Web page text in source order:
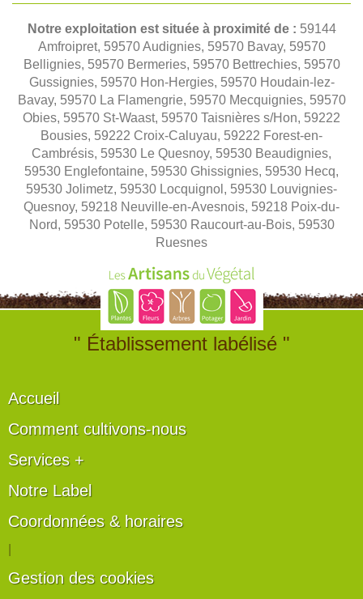
Notre exploitation est située à proximité de : 59144
Amfroipret, 59570 Audignies, 59570 Bavay, 59570
Bellignies, 59570 Bermeries, 59570 Bettrechies, 59570
Gussignies, 59570 Hon-Hergies, 59570 Houdain-lez-
Bavay, 59570 La Flamengrie, 59570 Mecquignies, 59570
Obies, 59570 St-Waast, 59570 Taisnières s/Hon, 59222
Bousies, 59222 Croix-Caluyau, 59222 Forest-en-
Cambrésis, 59530 Le Quesnoy, 59530 Beaudignies,
59530 Englefontaine, 59530 Ghissignies, 59530 Hecq,
59530 Jolimetz, 59530 Locquignol, 59530 Louvignies-
Quesnoy, 59218 Neuville-en-Avesnois, 59218 Poix-du-
Nord, 59530 Potelle, 59530 Raucourt-au-Bois, 59530
Ruesnes
" Établissement labélisé "
Accueil
Comment cultivons-nous
Services +
Notre Label
Coordonnées & horaires
Gestion des cookies